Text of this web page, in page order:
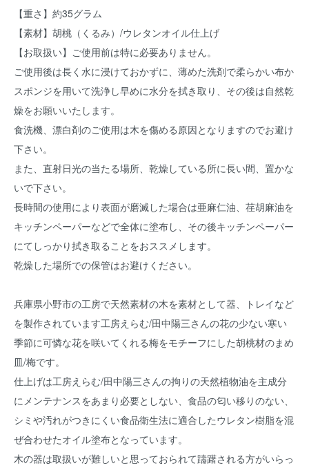
【重さ】約35グラム
【素材】胡桃（くるみ）/ウレタンオイル仕上げ
【お取扱い】ご使用前は特に必要ありません。
ご使用後は長く水に浸けておかずに、薄めた洗剤で柔らかい布か
スポンジを用いて洗浄し早めに水分を拭き取り、その後は自然乾
燥をお願いいたします。
食洗機、漂白剤のご使用は木を傷める原因となりますのでお避け
下さい。
また、直射日光の当たる場所、乾燥している所に長い間、置かな
いで下さい。
長時間の使用により表面が磨滅した場合は亜麻仁油、荏胡麻油を
キッチンペーパーなどで全体に塗布し、その後キッチンペーパー
にてしっかり拭き取ることをおススメします。
乾燥した場所での保管はお避けください。
兵庫県小野市の工房で天然素材の木を素材として器、トレイなど
を製作されています工房えらむ/田中陽三さんの花の少ない寒い
季節に可憐な花を咲いてくれる梅をモチーフにした胡桃材のまめ
皿/梅です。
仕上げは工房えらむ/田中陽三さんの拘りの天然植物油を主成分
にメンテナンスをあまり必要としない、食品の匂い移りのない、
シミや汚れがつきにくい食品衛生法に適合したウレタン樹脂を混
ぜ合わせたオイル塗布となっています。
木の器は取扱いが難しいと思っておられて躊躇される方がいらっ